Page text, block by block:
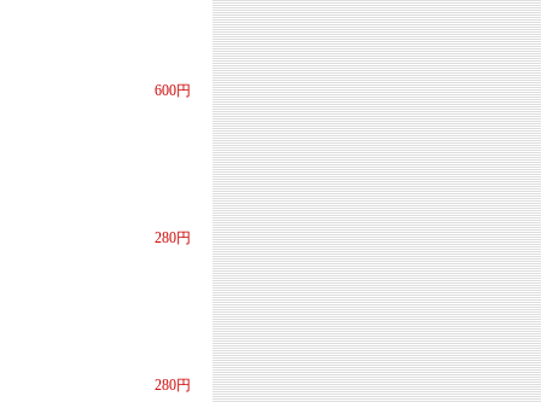
600円
280円
280円